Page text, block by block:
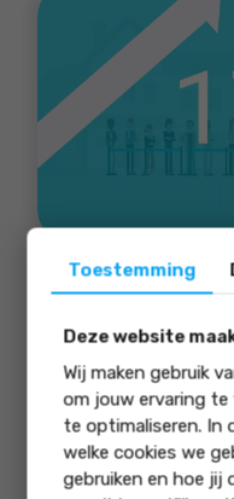
Aan & Verkoop
Erkend Taxateur
Woning Beheer
Woning &
Toestemming
Deze website
Wij maken gebruik
om jouw ervaring
te optimaliseren. In
welke cookies we
gebruiken en hoe jij